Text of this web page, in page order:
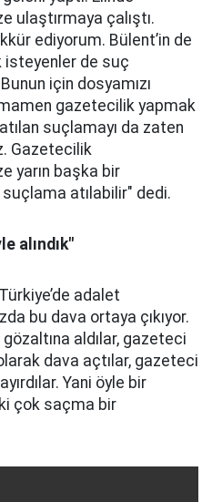
ulaştırmaya çalıştı.
ediyorum. Bülent’in de
isteyenler de suç
için dosyamızı
gazetecilik yapmak
suçlamayı da zaten
Gazetecilik
yarın başka bir
atılabilir" dedi.
alındık"
adalet
bu dava ortaya çıkıyor.
aldılar, gazeteci
dava açtılar, gazeteci
Yani öyle bir
çok saçma bir